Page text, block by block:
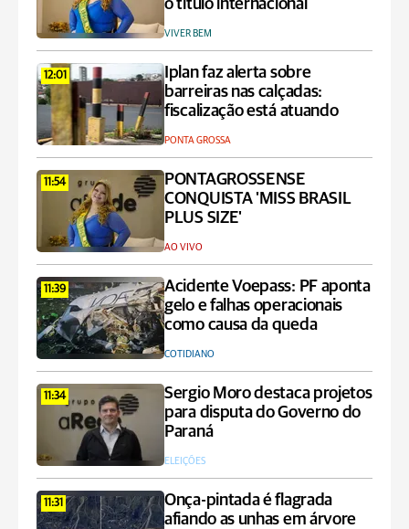
o título internacional
VIVER BEM
12:01
Iplan faz alerta sobre
barreiras nas calçadas:
fiscalização está atuando
PONTA GROSSA
11:54
PONTAGROSSENSE
CONQUISTA 'MISS BRASIL
PLUS SIZE'
AO VIVO
11:39
Acidente Voepass: PF aponta
gelo e falhas operacionais
como causa da queda
COTIDIANO
11:34
Sergio Moro destaca projetos
para disputa do Governo do
Paraná
ELEIÇÕES
11:31
Onça-pintada é flagrada
afiando as unhas em árvore